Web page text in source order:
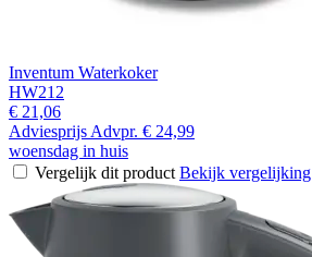
Inventum Waterkoker
HW212
€ 21,06
Adviesprijs Advpr. € 24,99
woensdag in huis
Vergelijk dit product Bekijk vergelijking